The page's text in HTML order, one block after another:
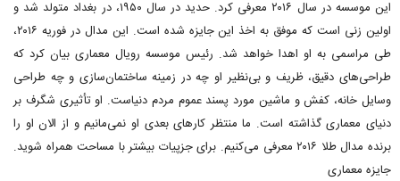
این موسسه در سال ۲۰۱۶ معرفی کرد. حدید در سال ۱۹۵۰، در بغداد متولد شد و
اولین زنی است که موفق به اخذ این جایزه شده است. این مدال در فوریه ۲۰۱۶،
طی مراسمی به او اهدا خواهد شد. رئیس موسسه رویال معماری بیان کرد که
طراحی‌های دقیق، ظریف و بی‌نظیر او چه در زمینه ساختمان‌سازی و چه طراحی
وسایل خانه، کفش و ماشین مورد پسند عموم مردم دنیاست. او تأثیری شگرف بر
دنیای معماری گذاشته است. ما منتظر کارهای بعدی او نمی‌مانیم و از الان او را
برنده مدال طلا ۲۰۱۶ معرفی می‌کنیم. برای جزپیات بیشتر با مساحت همراه شوید.
جایزه معماری